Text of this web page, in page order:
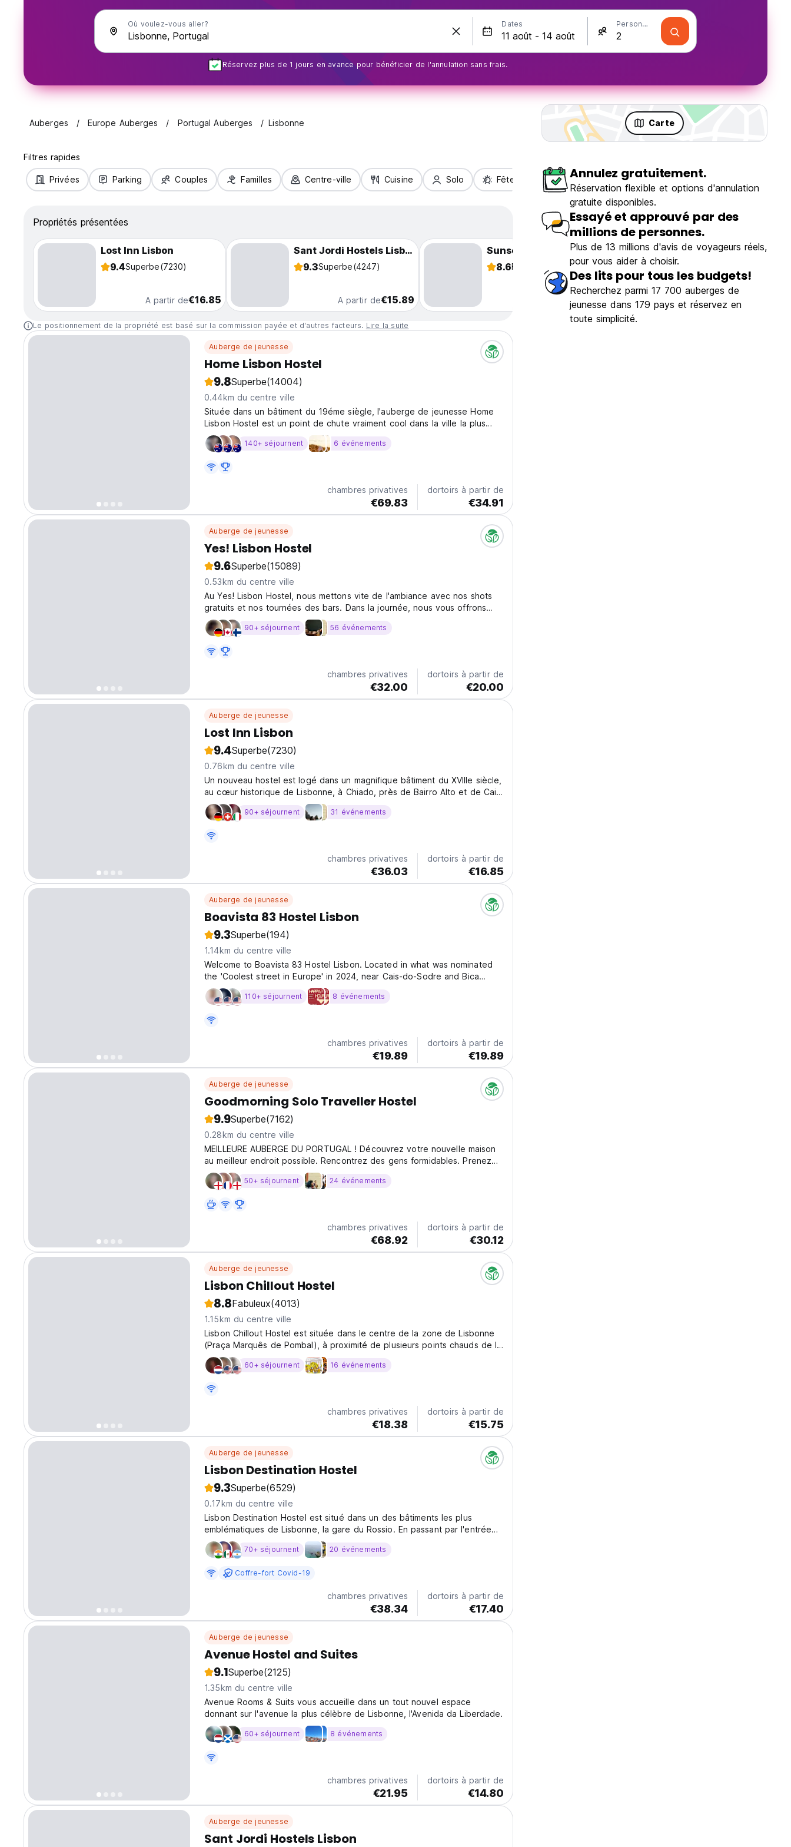
Où voulez-vous aller? Dates Personnes
Réservez plus de 1 jours en avance pour bénéficier de l'annulation sans frais.
Auberges Europe Auberges Portugal Auberges Lisbonne Carte
Filtres rapides
Privées Parking Couples Familles Centre-ville Cuisine Solo Fête
Propriétés présentées
Lost Inn Lisbon
9.4Superbe(7230)
A partir de€16.85
Sant Jordi Hostels Lisbon
9.3Superbe(4247)
A partir de€15.89
Sunset Destination Hostel
8.6Fabuleux (4413)
A partir de €13.65
Le positionnement de la propriété est basé sur la commission payée et d'autres facteurs. Lire la suite
Auberge de jeunesse
Home Lisbon Hostel
9.8Superbe(14004)
0.44km du centre ville
Située dans un bâtiment du 19éme siègle, l'auberge de jeunesse Home
Lisbon Hostel est un point de chute vraiment cool dans la ville la plus
animée du Portugal.
140+ séjournent 6 événements
chambres privatives
€69.83
dortoirs à partir de
€34.91
Auberge de jeunesse
Yes! Lisbon Hostel
9.6Superbe(15089)
0.53km du centre ville
Au Yes! Lisbon Hostel, nous mettons vite de l'ambiance avec nos shots
gratuits et nos tournées des bars. Dans la journée, nous vous offrons
thé, café et chocolats.
90+ séjournent 56 événements
chambres privatives
€32.00
dortoirs à partir de
€20.00
Auberge de jeunesse
Lost Inn Lisbon
9.4Superbe(7230)
0.76km du centre ville
Un nouveau hostel est logé dans un magnifique bâtiment du XVIIIe siècle,
au cœur historique de Lisbonne, à Chiado, près de Bairro Alto et de Cais
do Sodré, à quelques pas de la Pink Street.
90+ séjournent 31 événements
chambres privatives
€36.03
dortoirs à partir de
€16.85
Auberge de jeunesse
Boavista 83 Hostel Lisbon
9.3Superbe(194)
1.14km du centre ville
Welcome to Boavista 83 Hostel Lisbon. Located in what was nominated
the 'Coolest street in Europe' in 2024, near Cais-do-Sodre and Bica
Elevator, we are a new Hostel with 56 Ensuite rooms, including a variety
of private rooms, double/twin, rooms with a balcony,...
110+ séjournent 8 événements
chambres privatives
€19.89
dortoirs à partir de
€19.89
Auberge de jeunesse
Goodmorning Solo Traveller Hostel
9.9Superbe(7162)
0.28km du centre ville
MEILLEURE AUBERGE DU PORTUGAL ! Découvrez votre nouvelle maison
au meilleur endroit possible. Rencontrez des gens formidables. Prenez
des gaufres pour le petit déjeuner.
50+ séjournent 24 événements
chambres privatives
€68.92
dortoirs à partir de
€30.12
Auberge de jeunesse
Lisbon Chillout Hostel
8.8Fabuleux(4013)
1.15km du centre ville
Lisbon Chillout Hostel est située dans le centre de la zone de Lisbonne
(Praça Marquês de Pombal), à proximité de plusieurs points chauds de la
ville et à proximité des principaux systèmes de transport..
60+ séjournent 16 événements
chambres privatives
€18.38
dortoirs à partir de
€15.75
Auberge de jeunesse
Lisbon Destination Hostel
9.3Superbe(6529)
0.17km du centre ville
Lisbon Destination Hostel est situé dans un des bâtiments les plus
emblématiques de Lisbonne, la gare du Rossio. En passant par l'entrée
principale, suivez les escalators jusqu'au 2ème étage.
70+ séjournent 20 événements
Coffre-fort Covid-19
chambres privatives
€38.34
dortoirs à partir de
€17.40
Auberge de jeunesse
Avenue Hostel and Suites
9.1Superbe(2125)
1.35km du centre ville
Avenue Rooms & Suits vous accueille dans un tout nouvel espace
donnant sur l'avenue la plus célèbre de Lisbonne, l'Avenida da Liberdade.
60+ séjournent 8 événements
chambres privatives
€21.95
dortoirs à partir de
€14.80
Auberge de jeunesse
Sant Jordi Hostels Lisbon
Annulez gratuitement.
Réservation flexible et options d'annulation
gratuite disponibles.
Essayé et approuvé par des
millions de personnes.
Plus de 13 millions d'avis de voyageurs réels,
pour vous aider à choisir.
Des lits pour tous les budgets!
Recherchez parmi 17 700 auberges de
jeunesse dans 179 pays et réservez en
toute simplicité.